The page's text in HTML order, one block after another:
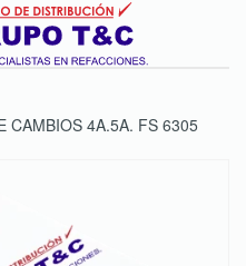
CAMBIOS 4A.5A. FS 6305